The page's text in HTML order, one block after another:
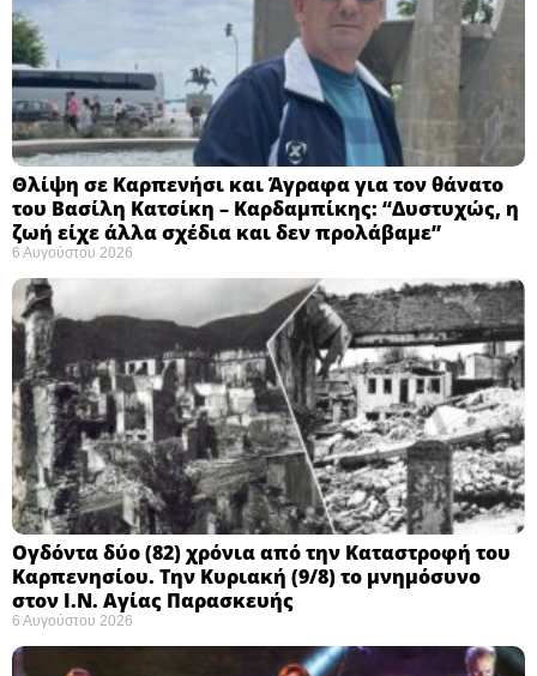
Θλίψη σε Καρπενήσι και Άγραφα για τον θάνατο
του Βασίλη Κατσίκη – Καρδαμπίκης: “Δυστυχώς, η
ζωή είχε άλλα σχέδια και δεν προλάβαμε”
6 Αυγούστου 2026
Ογδόντα δύο (82) χρόνια από την Καταστροφή του
Καρπενησίου. Την Κυριακή (9/8) το μνημόσυνο
στον Ι.Ν. Αγίας Παρασκευής
6 Αυγούστου 2026